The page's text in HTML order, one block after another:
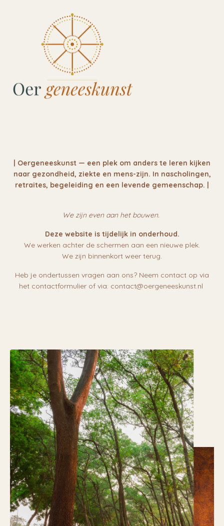
| Oergeneeskunst — een plek om anders te leren kijken
naar gezondheid, ziekte en mens-zijn. In nascholingen,
retraites, begeleiding en een levende gemeenschap. |
We zijn even aan het bouwen.
Deze website is tijdelijk in onderhoud.
We werken achter de schermen aan een nieuwe plek.
We zijn binnenkort weer terug.
Heb je ondertussen vragen aan ons? Neem contact op via
het contactformulier of via: contact@oergeneeskunst.nl